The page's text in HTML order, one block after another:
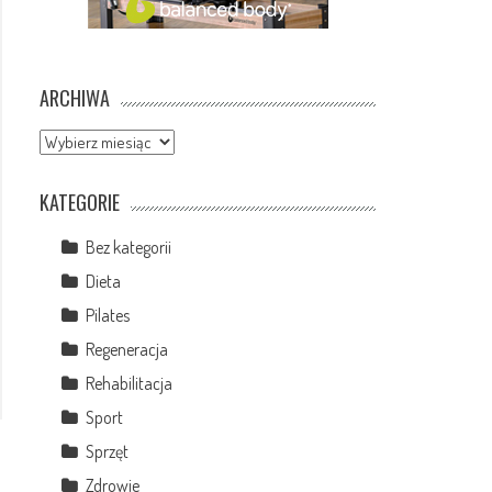
ARCHIWA
Archiwa
KATEGORIE
Bez kategorii
Dieta
Pilates
Regeneracja
Rehabilitacja
Sport
Sprzęt
Zdrowie